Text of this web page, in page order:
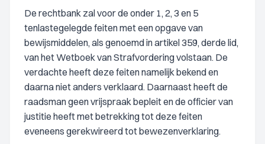
De rechtbank zal voor de onder 1, 2, 3 en 5
tenlastegelegde feiten met een opgave van
bewijsmiddelen, als genoemd in artikel 359, derde lid,
van het Wetboek van Strafvordering volstaan. De
verdachte heeft deze feiten namelijk bekend en
daarna niet anders verklaard. Daarnaast heeft de
raadsman geen vrijspraak bepleit en de officier van
justitie heeft met betrekking tot deze feiten
eveneens gerekwireerd tot bewezenverklaring.